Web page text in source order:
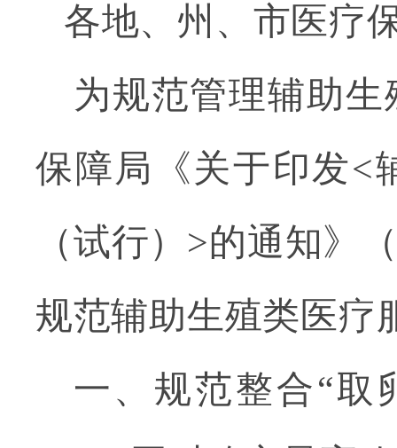
各地、州、市医疗
为规范管理辅助
保障局
《关于印发<
（试行） >的通知》
规范辅助生殖类医疗
一、规范整合“取